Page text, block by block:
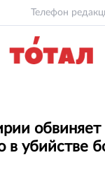
Телефон
обвиняет
в убийстве